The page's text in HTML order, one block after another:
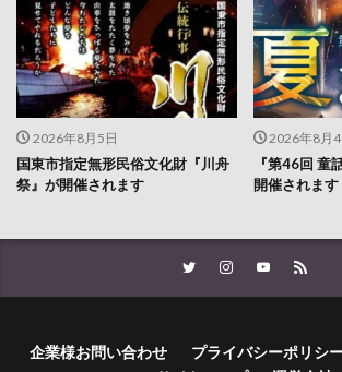
2026年8月5日
国東市指定無形民俗文化財『川舟
祭』が開催されます
2026年8月4
『第46回 童
開催されます
企業様お問い合わせ プライバシーポリシ